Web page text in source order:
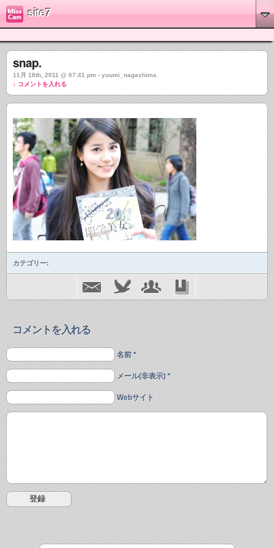
site7
snap.
11月 18th, 2011 @ 07:41 pm › yuumi_nagashima
↓ コメントを入れる
カテゴリー:
コメントを入れる
名前 *
メール(非表示) *
Webサイト